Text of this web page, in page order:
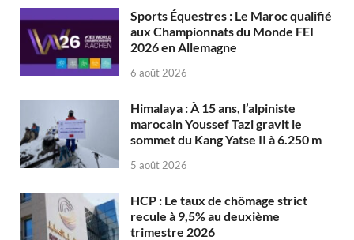
Sports Équestres : Le Maroc qualifié
aux Championnats du Monde FEI
2026 en Allemagne
6 août 2026
Himalaya : À 15 ans, l’alpiniste
marocain Youssef Tazi gravit le
sommet du Kang Yatse II à 6.250 m
5 août 2026
HCP : Le taux de chômage strict
recule à 9,5% au deuxième
trimestre 2026